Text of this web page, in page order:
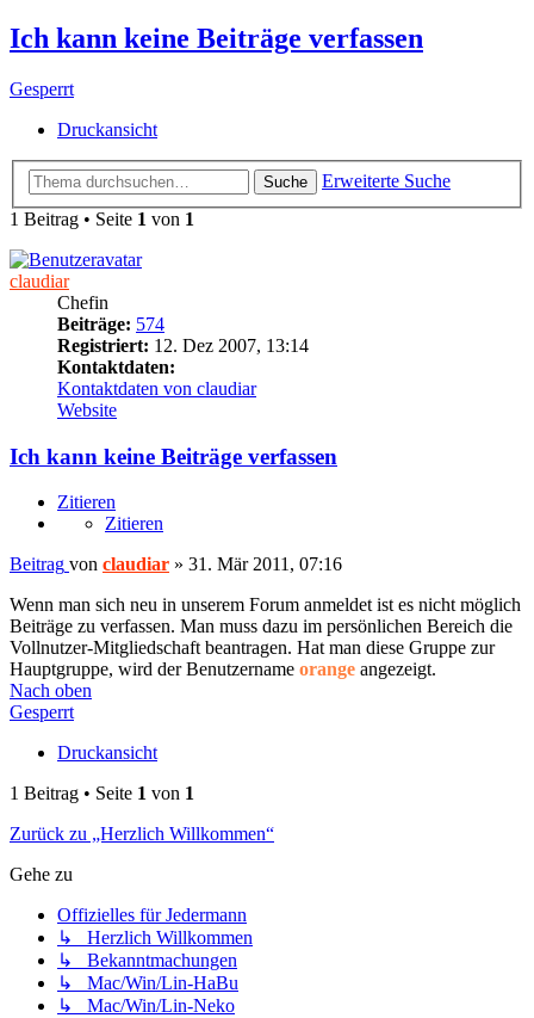
Ich kann keine Beiträge verfassen
Gesperrt
Druckansicht
Suche
Erweiterte Suche
1 Beitrag • Seite 1 von 1
claudiar
Chefin
Beiträge: 574
Registriert: 12. Dez 2007, 13:14
Kontaktdaten:
Kontaktdaten von claudiar
Website
Ich kann keine Beiträge verfassen
Zitieren
Zitieren
Beitrag von claudiar » 31. Mär 2011, 07:16
Wenn man sich neu in unserem Forum anmeldet ist es nicht möglich
Beiträge zu verfassen. Man muss dazu im persönlichen Bereich die
Vollnutzer-Mitgliedschaft beantragen. Hat man diese Gruppe zur
Hauptgruppe, wird der Benutzername orange angezeigt.
Nach oben
Gesperrt
Druckansicht
1 Beitrag • Seite 1 von 1
Zurück zu „Herzlich Willkommen“
Gehe zu
Offizielles für Jedermann
↳ Herzlich Willkommen
↳ Bekanntmachungen
↳ Mac/Win/Lin-HaBu
↳ Mac/Win/Lin-Neko